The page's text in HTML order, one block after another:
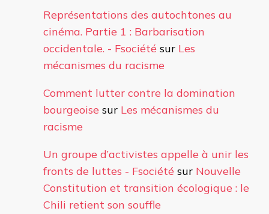
Représentations des autochtones au
cinéma. Partie 1 : Barbarisation
occidentale. - Fsociété sur Les
mécanismes du racisme
Comment lutter contre la domination
bourgeoise sur Les mécanismes du
racisme
Un groupe d’activistes appelle à unir les
fronts de luttes - Fsociété sur Nouvelle
Constitution et transition écologique : le
Chili retient son souffle